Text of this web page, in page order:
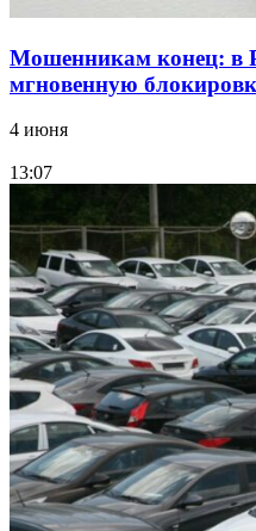
Мошенникам конец: в
мгновенную
4 июня
13:07